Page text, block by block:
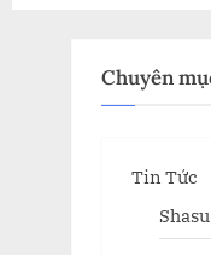
Chuyên
Tin Tức